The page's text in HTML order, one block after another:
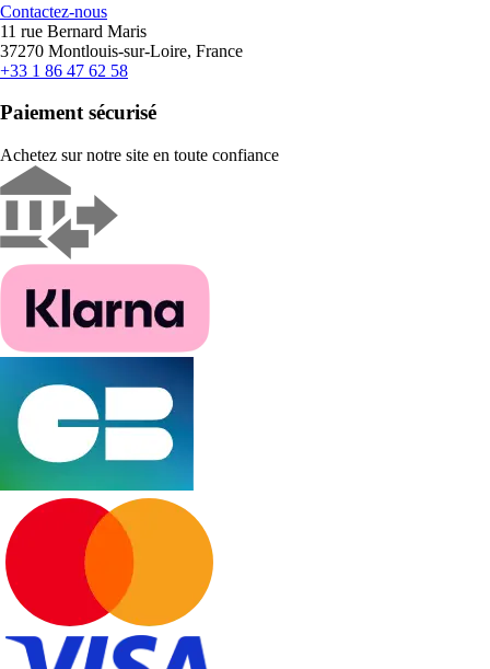
Contactez-nous
11 rue Bernard Maris
37270 Montlouis-sur-Loire, France
+33 1 86 47 62 58
Paiement sécurisé
Achetez sur notre site en toute confiance